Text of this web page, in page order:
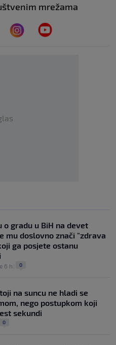
mrežama
o gradu u BiH na devet
mu doslovno znači "zdrava
ga posjete ostanu
6 h 0
na suncu ne hladi se
nego postupkom koji
sekundi
0